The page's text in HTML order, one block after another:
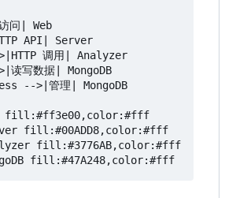
问| Web
API| Server
调用| Analyzer
读写数据| MongoDB
-->|管理| MongoDB
fill:#ff3e00,color:#fff
fill:#00ADD8,color:#fff
fill:#3776AB,color:#fff